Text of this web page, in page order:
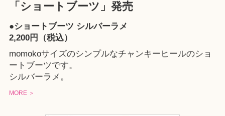
「ショートブーツ」発売
●ショートブーツ シルバーラメ
2,200円（税込）
momokoサイズのシンプルなチャンキーヒールのショ
ートブーツです。
シルバーラメ。
MORE ＞